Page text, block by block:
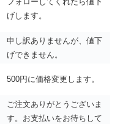
げします。
申し訳ありませんが、値下
げできません。
500円に価格変更します。
ご注文ありがとうございま
す。お支払いをお待ちして